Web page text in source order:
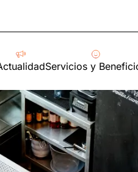
Servicios y